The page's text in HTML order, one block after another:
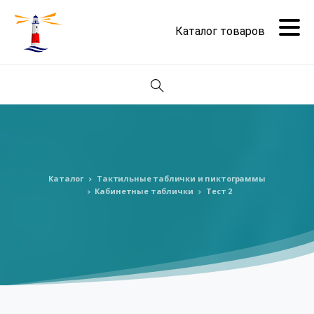
Поиск
Каталог
Тактильные таблички и пиктограммы
Кабинетные таблички
Тест 2